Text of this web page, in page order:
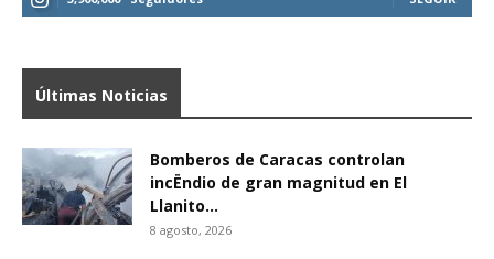
Últimas Noticias
Bomberos de Caracas controlan
incËndio de gran magnitud en El
Llanito...
8 agosto, 2026